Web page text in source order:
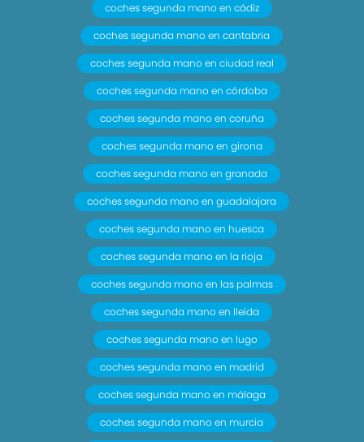
coches segunda mano en cádiz
coches segunda mano en cantabria
coches segunda mano en ciudad real
coches segunda mano en córdoba
coches segunda mano en coruña
coches segunda mano en girona
coches segunda mano en granada
coches segunda mano en guadalajara
coches segunda mano en huesca
coches segunda mano en la rioja
coches segunda mano en las palmas
coches segunda mano en lleida
coches segunda mano en lugo
coches segunda mano en madrid
coches segunda mano en málaga
coches segunda mano en murcia